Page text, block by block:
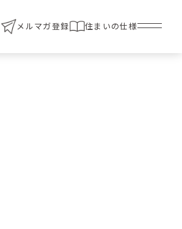
メルマガ登録 住まいの仕様